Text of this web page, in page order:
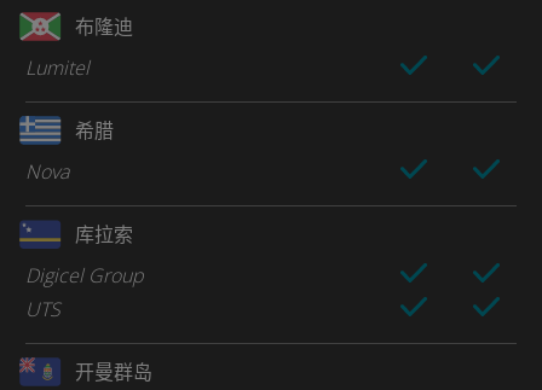
布隆迪
Lumitel
希腊
Nova
库拉索
Digicel Group
UTS
开曼群岛